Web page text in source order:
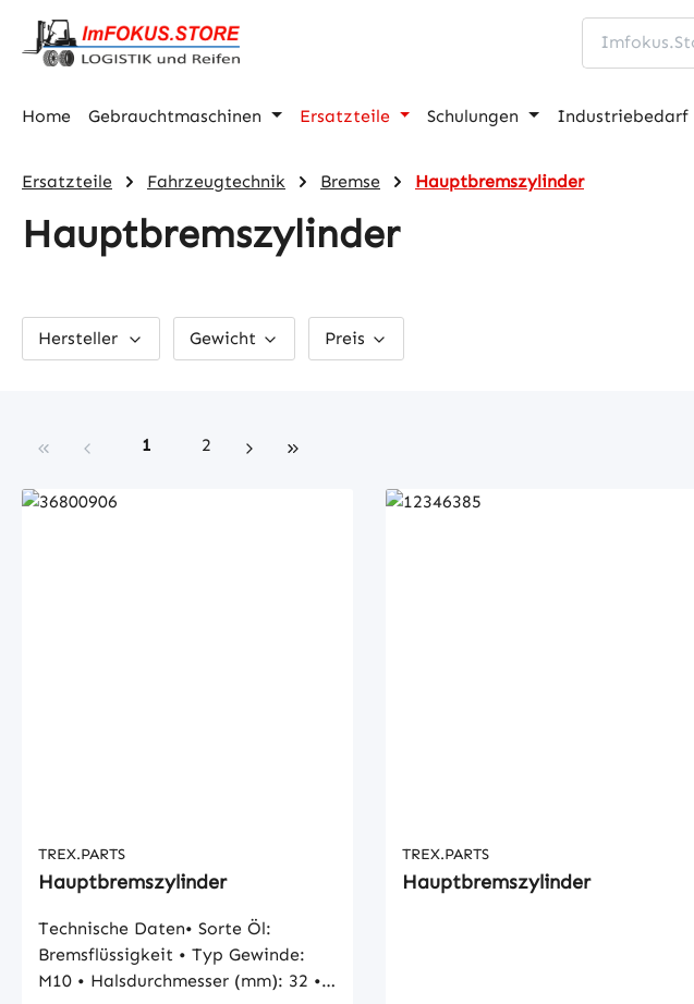
Hauptinhalt springen
Zur Suche springen
Zur Hauptnavigation springen
Home Gebrauchtmaschinen Ersatzteile Schulungen Industriebedarf
Ersatzteile Fahrzeugtechnik Bremse Hauptbremszylinder
Hauptbremszylinder
Hersteller Gewicht Preis
Seite
1 Seite
2
TREX.PARTS
Hauptbremszylinder
Technische Daten• Sorte Öl:
Bremsflüssigkeit • Typ Gewinde:
M10 • Halsdurchmesser (mm): 32 •
TREX.PARTS
Hauptbremszylinder